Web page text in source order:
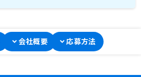
会社概要 応募方法